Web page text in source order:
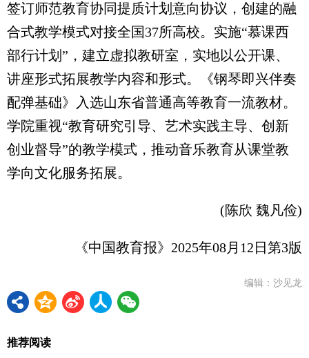
签订师范教育协同提质计划意向协议，创建的融
合式教学模式对接全国37所高校。实施“慕课西
部行计划”，建立虚拟教研室，实地以公开课、
讲座形式拓展教学内容和形式。《钢琴即兴伴奏
配弹基础》入选山东省普通高等教育一流教材。
学院重视“教育研究引导、艺术实践主导、创新
创业督导”的教学模式，推动音乐教育从课堂教
学向文化服务拓展。
(陈欣 魏凡俭)
《中国教育报》2025年08月12日第3版
编辑：沙见龙
推荐阅读